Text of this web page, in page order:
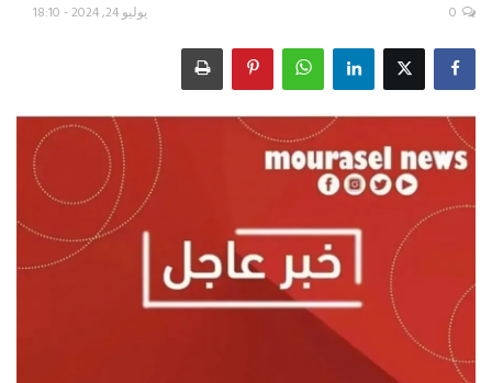
اقتصاد
علوم وتكنولوجيا
رياضة
حياة
يوليو 24, 2024 - 18:10 0